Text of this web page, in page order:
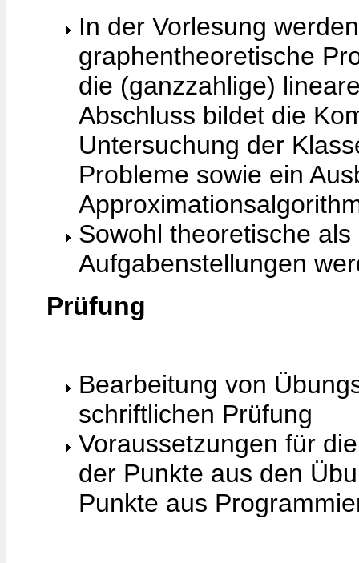
In der Vorlesung
graphentheoretische
die (ganzzahlige)
Abschluss bildet die
Untersuchung der
Probleme sowie ein
Sowohl theoretische
Aufgabenstellungen
Prüfung
Bearbeitung von
schriftlichen Prüfung
Voraussetzungen für
der Punkte aus den
Punkte aus